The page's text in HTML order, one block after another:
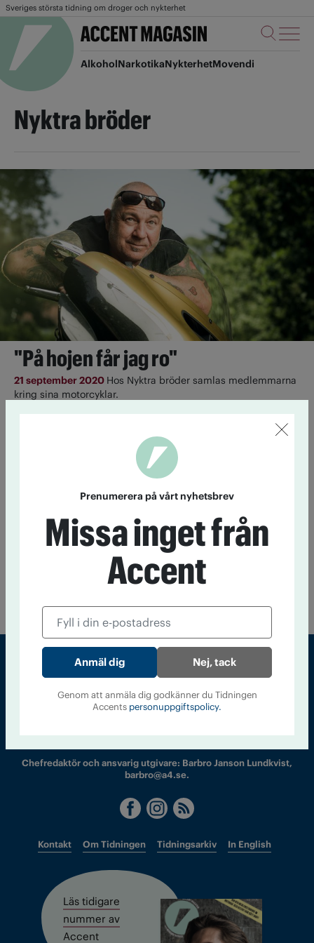
Sveriges största tidning om droger och nykterhet
AlkoholNarkotikaNykterhetMovendi
Nyktra bröder
"På hojen får jag ro"
21 september 2020 Hos Nyktra bröder samlas medlemmarna
kring sina motorcyklar.
Avsnitt 35 – Bröderna
Nyktra bröder är en nybildad IOGT–NTO–
förening med höga ambitioner och en stark gemenskap. Med
Nyktra bröder på turné
Sista helgen i juli ger sig IOGT-NTO-föreningen
Sveriges största tidning om droger och nykterhet
Chefredaktör och ansvarig utgivare: Barbro Janson Lundkvist,
barbro@a4.se.
Kontakt Om Tidningen Tidningsarkiv In English
Läs tidigare
nummer av
Accent
Prenumerera på vårt nyhetsbrev
Missa inget från
Accent
Nej, tack
Genom att anmäla dig godkänner du Tidningen
Accents personuppgiftspolicy.